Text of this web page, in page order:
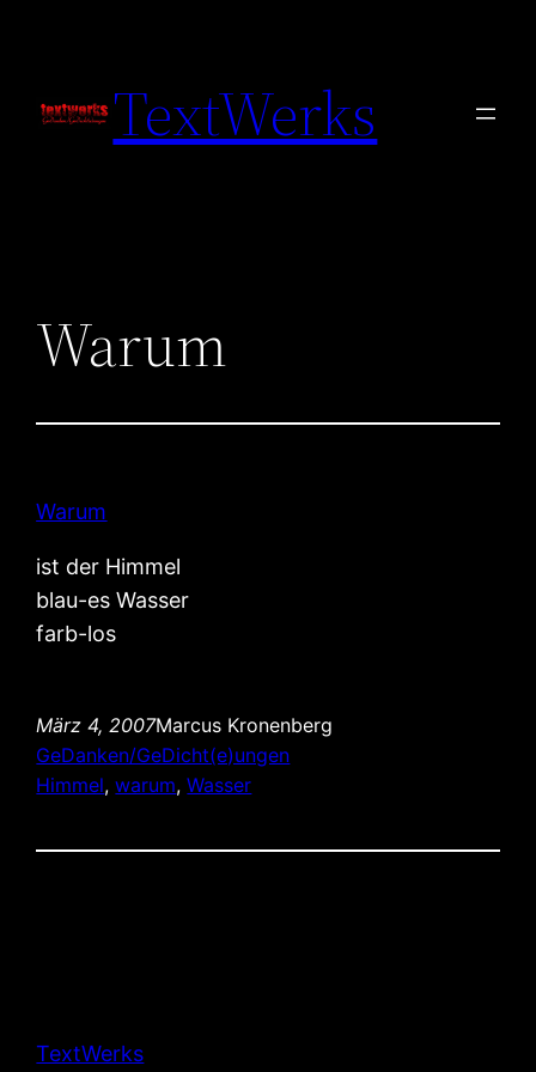
TextWerks
Warum
Warum
ist der Himmel
blau-es Wasser
farb-los
März 4, 2007Marcus Kronenberg
GeDanken/GeDicht(e)ungen
Himmel, warum, Wasser
TextWerks